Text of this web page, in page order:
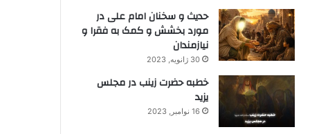
حدیث و سخنان امام علی در
مورد بخشش و کمک به فقرا و
نیازمندان
30 ژانویه, 2023
خطبه حضرت زینب در مجلس
یزید
16 نوامبر, 2023